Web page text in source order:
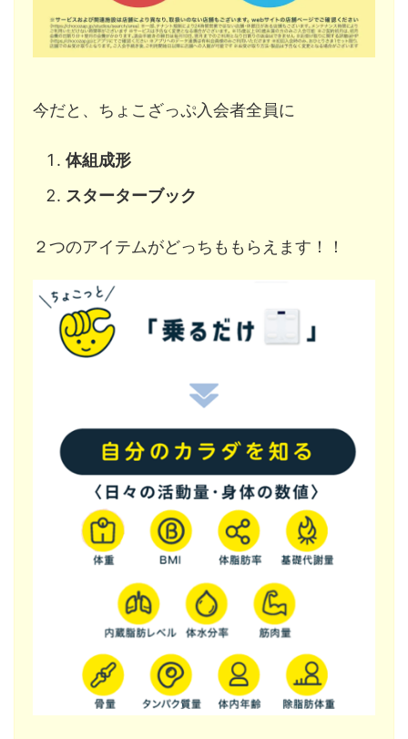
今だと、ちょこざっぷ入会者全員に
体組成形
スターターブック
２つのアイテムがどっちももらえます！！